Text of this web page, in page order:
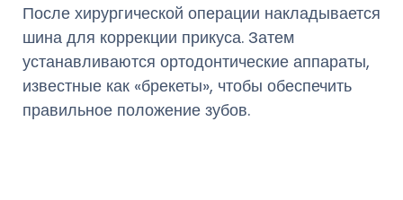
После хирургической операции накладывается
шина для коррекции прикуса. Затем
устанавливаются ортодонтические аппараты,
известные как «брекеты», чтобы обеспечить
правильное положение зубов.